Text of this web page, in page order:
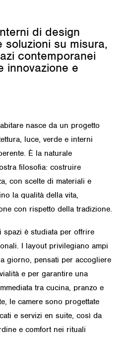
di design
soluzioni su misura,
contemporanei
innovazione e
nasce da un progetto
luce, verde e interni
È la naturale
filosofia: costruire
con scelte di materiali e
la qualità della vita,
con rispetto della tradizione.
spazi è studiata per offrire
I layout privilegiano ampi
giorno, pensati per accogliere
e per garantire una
tra cucina, pranzo e
le camere sono progettate
e servizi en suite, così da
e comfort nei rituali